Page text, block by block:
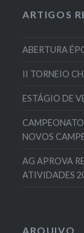
ARTIGOS
ABERTURA
II TORNEIO
ESTÁGIO DE
NOVOS
AG APROVA
ATIVIDADES
ARQUIVO